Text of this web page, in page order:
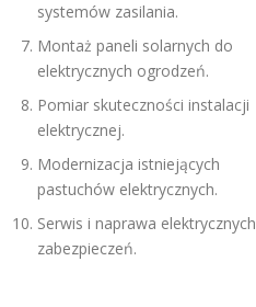
systemów zasilania.
Montaż paneli solarnych do
elektrycznych ogrodzeń.
Pomiar skuteczności instalacji
elektrycznej.
Modernizacja istniejących
pastuchów elektrycznych.
Serwis i naprawa elektrycznych
zabezpieczeń.